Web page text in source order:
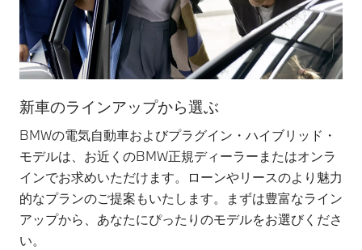
新車のラインアップから選ぶ
BMWの電気自動車およびプラグイン・ハイブリッド・
モデルは、お近くのBMW正規ディーラーまたはオンラ
インでお求めいただけます。ローンやリースのより魅力
的なプランのご提案もいたします。まずは豊富なライン
アップから、あなたにぴったりのモデルをお選びくださ
い。